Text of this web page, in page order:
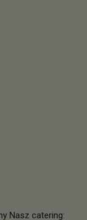
Nasz catering: